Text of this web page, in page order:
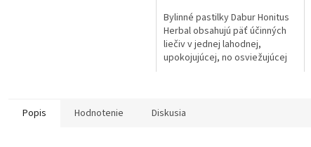
Bylinné pastilky Dabur Honitus
Herbal obsahujú päť účinných
liečiv v jednej lahodnej,
upokojujúcej, no osviežujúcej
Popis Hodnotenie Diskusia